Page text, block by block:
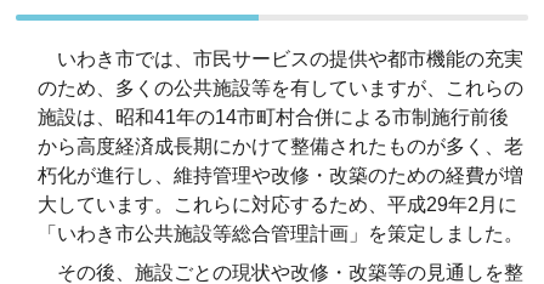
いわき市では、市民サービスの提供や都市機能の充実
のため、多くの公共施設等を有していますが、これらの
施設は、昭和41年の14市町村合併による市制施行前後
から高度経済成長期にかけて整備されたものが多く、老
朽化が進行し、維持管理や改修・改築のための経費が増
大しています。これらに対応するため、平成29年2月に
「いわき市公共施設等総合管理計画」を策定しました。
その後、施設ごとの現状や改修・改築等の見通しを整